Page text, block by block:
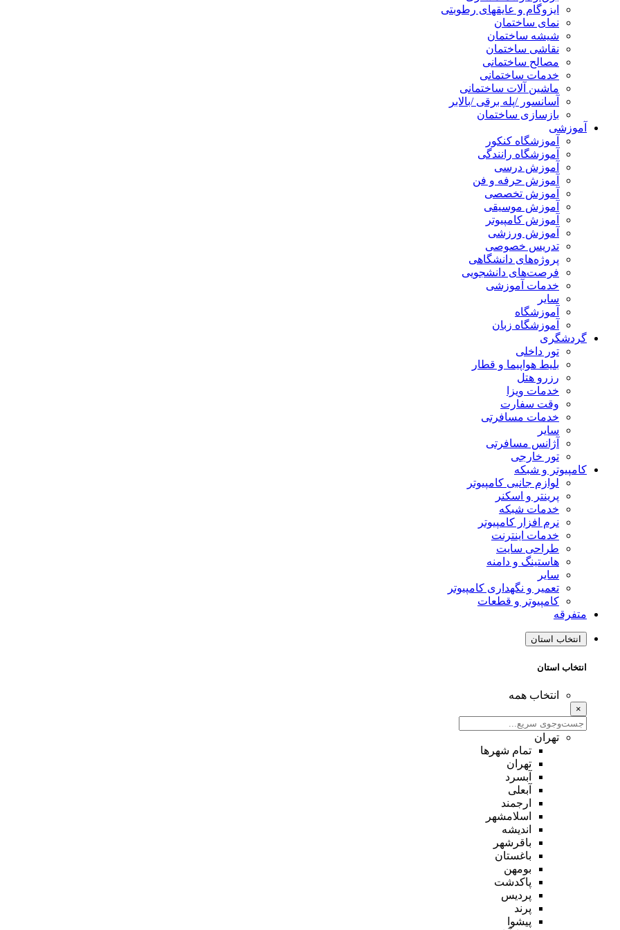
ایزوگام و عایقهای رطوبتی
نمای ساختمان
شیشه ساختمان
نقاشی ساختمان
مصالح ساختمانی
خدمات ساختمانی
ماشین آلات ساختمانی
آسانسور /پله برقی /بالابر
بازسازی ساختمان
آموزشی
آموزشگاه کنکور
آموزشگاه رانندگی
آموزش درسی
آموزش حرفه و فن
آموزش تخصصی
آموزش موسیقی
آموزش کامپیوتر
آموزش ورزشی
تدریس خصوصی
پروژه‌های دانشگاهی
فرصت‌های دانشجویی
خدمات آموزشی
سایر
آموزشگاه
آموزشگاه زبان
گردشگری
تور داخلی
بلیط هواپیما و قطار
رزرو هتل
خدمات ویزا
وقت سفارت
خدمات مسافرتی
سایر
آژانس مسافرتی
تور خارجی
کامپیوتر و شبکه
لوازم جانبی کامپیوتر
پرینتر و اسکنر
خدمات شبکه
نرم افزار کامپیوتر
خدمات اینترنت
طراحی سایت
هاستینگ و دامنه
سایر
تعمیر و نگهداری کامپیوتر
کامپیوتر و قطعات
متفرقه
انتخاب استان
انتخاب استان
انتخاب همه
×
تهران
تمام شهر‌ها
تهران
آبسرد
آبعلی
ارجمند
اسلامشهر
اندیشه
باقرشهر
باغستان
بومهن
پاکدشت
پردیس
پرند
پیشوا